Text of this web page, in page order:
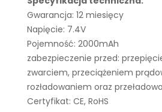
Gwarancja: 12 miesięcy
Napięcie: 7.4V
Pojemność: 2000mAh
zabezpieczenie przed:
zwarciem, przeciążeniem
rozładowaniem oraz
Certyfikat: CE, RoHS